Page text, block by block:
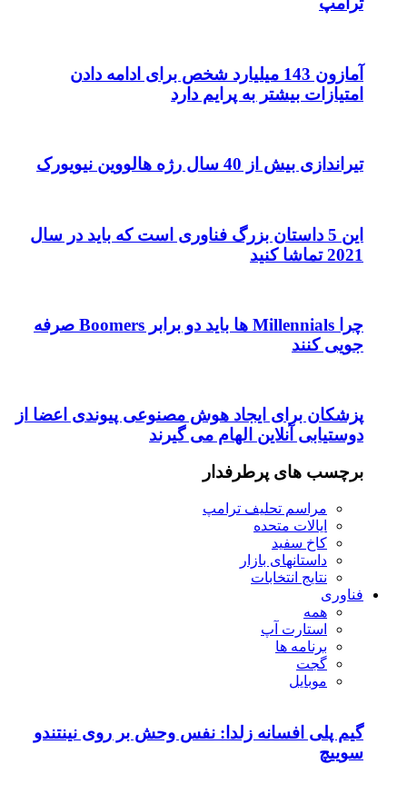
آمازون 143 میلیارد شخص برای ادامه دادن
امتیازات بیشتر به پرایم دارد
تیراندازی بیش از 40 سال رژه هالووین نیویورک
این 5 داستان بزرگ فناوری است که باید در سال
2021 تماشا کنید
چرا Millennials ها باید دو برابر Boomers صرفه
جویی کنند
پزشکان برای ایجاد هوش مصنوعی پیوندی اعضا از
دوستیابی آنلاین الهام می گیرند
برچسب های پرطرفدار
مراسم تحلیف ترامپ
ایالات متحده
کاخ سفید
داستانهای بازار
نتایج انتخابات
فناوری
همه
استارت آپ
برنامه ها
گجت
موبایل
گیم پلی افسانه زلدا: نفس وحش بر روی نینتندو
سوییچ